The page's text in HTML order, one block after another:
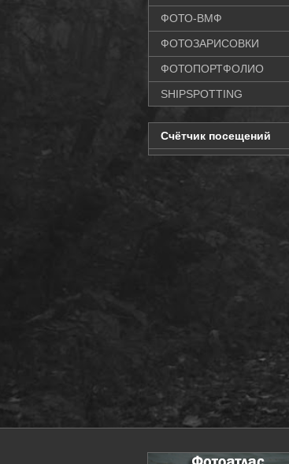
ФОТО-ВМФ
ФОТОЗАРИСОВКИ
ФОТОПОРТФОЛИО
SHIPSPOTTING
Счётчик посещений